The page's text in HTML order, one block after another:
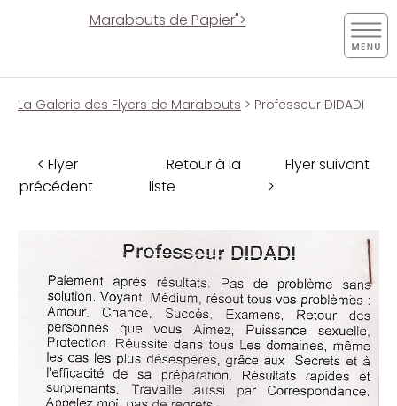
Marabouts de Papier">
La Galerie des Flyers de Marabouts > Professeur DIDADI
< Flyer
précédent
Retour à la
liste
Flyer suivant
>